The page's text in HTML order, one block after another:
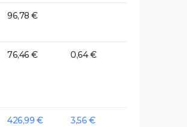
96,78 €
76,46 € 0,64 €
426,99 € 3,56 €